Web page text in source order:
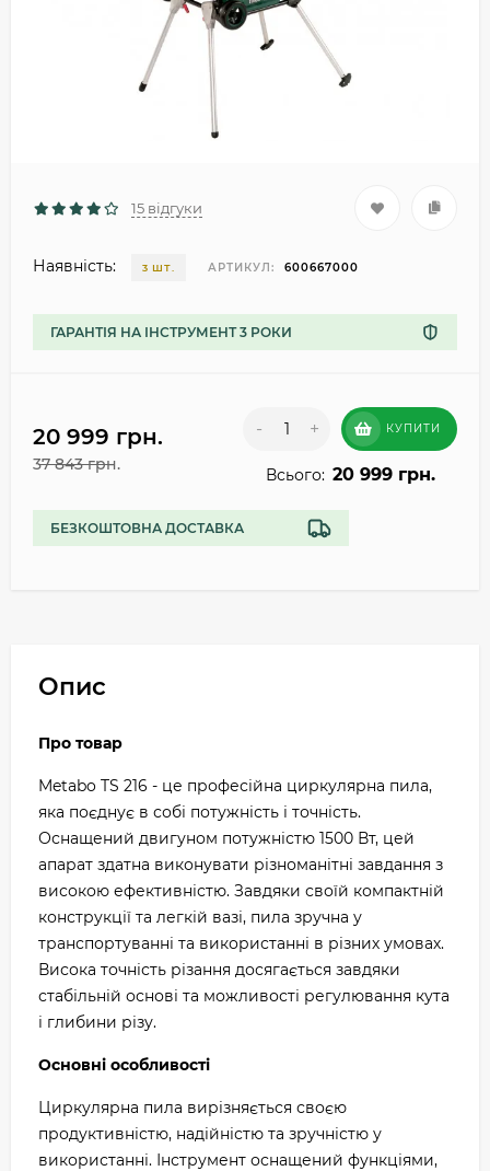
15 відгуки
Наявність: 3 ШТ. АРТИКУЛ: 600667000
ГАРАНТІЯ НА ІНСТРУМЕНТ 3 РОКИ
20 999 грн.
37 843 грн.
- + КУПИТИ
Всього: 20 999 грн.
БЕЗКОШТОВНА ДОСТАВКА
Опис
Про товар
Metabo TS 216 - це професійна циркулярна пила,
яка поєднує в собі потужність і точність.
Оснащений двигуном потужністю 1500 Вт, цей
апарат здатна виконувати різноманітні завдання з
високою ефективністю. Завдяки своїй компактній
конструкції та легкій вазі, пила зручна у
транспортуванні та використанні в різних умовах.
Висока точність різання досягається завдяки
стабільній основі та можливості регулювання кута
і глибини різу.
Основні особливості
Циркулярна пила вирізняється своєю
продуктивністю, надійністю та зручністю у
використанні. Інструмент оснащений функціями,